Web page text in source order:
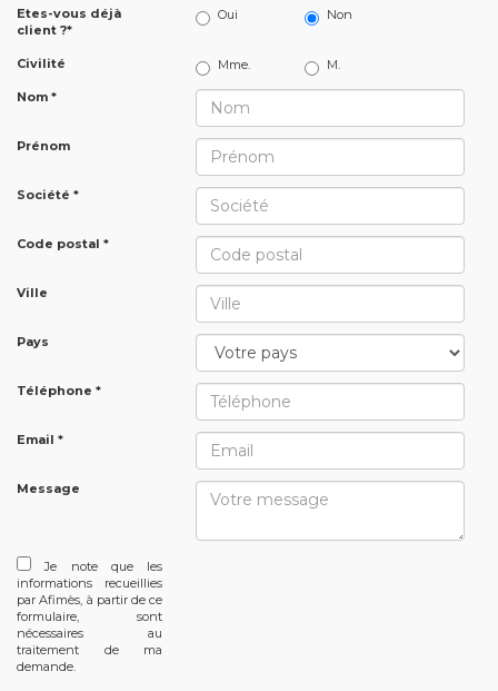
Etes-vous déjà
client ?*
Oui Non
Civilité Mme. M.
Nom *
Prénom
Société *
Code postal *
Ville
Pays
Téléphone *
Email *
Message
Je note que les
informations recueillies
par Afimès, à partir de ce
formulaire, sont
nécessaires au
traitement de ma
demande.